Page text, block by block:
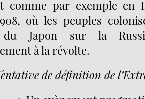
comme par exemple en
où les peuples
du Japon sur la
à la révolte.
de définition de